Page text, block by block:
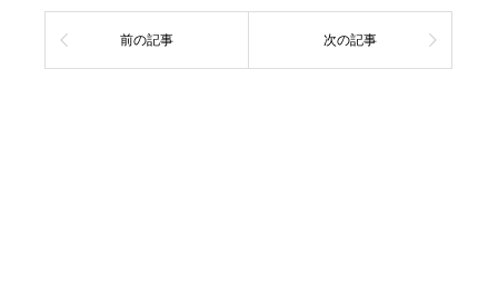
前の記事 次の記事